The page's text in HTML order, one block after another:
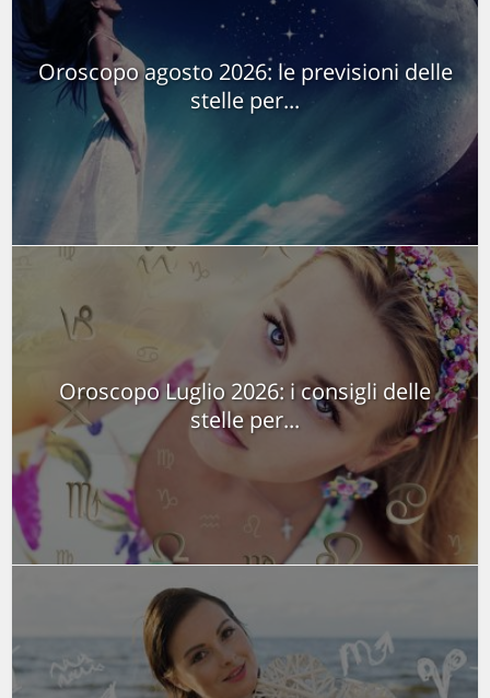
Oroscopo agosto 2026: le previsioni delle
stelle per...
Oroscopo Luglio 2026: i consigli delle
stelle per...